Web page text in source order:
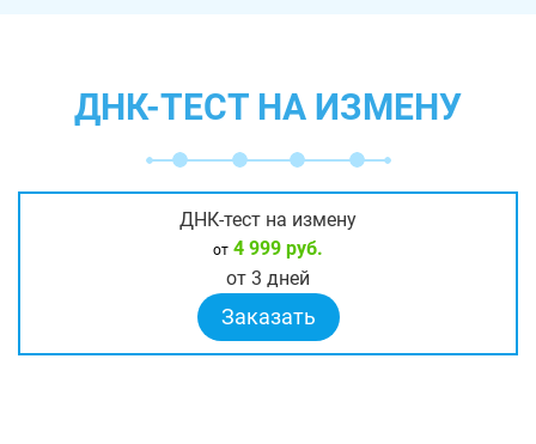
ДНК-ТЕСТ НА ИЗМЕНУ
ДНК-тест на измену
от 4 999 руб.
от 3 дней
Заказать